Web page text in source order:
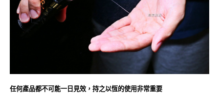
任何產品都不可能一日見效， 持之以恆的使用非常重要